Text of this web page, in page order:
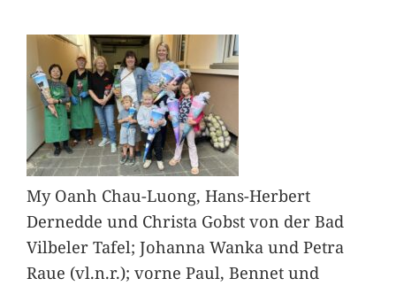
My Oanh Chau-Luong, Hans-Herbert
Dernedde und Christa Gobst von der Bad
Vilbeler Tafel; Johanna Wanka und Petra
Raue (vl.n.r.); vorne Paul, Bennet und